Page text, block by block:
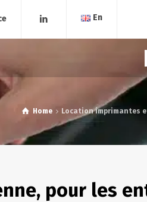
En
Home Location imprimantes
pour les